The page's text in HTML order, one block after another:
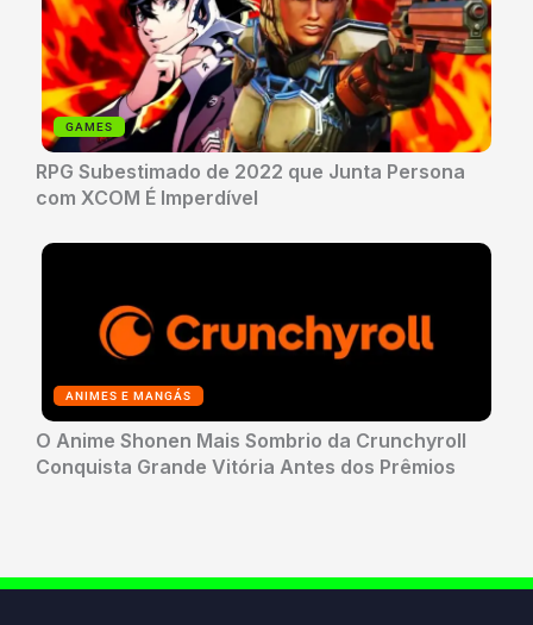
GAMES
RPG Subestimado de 2022 que Junta Persona
com XCOM É Imperdível
ANIMES E MANGÁS
O Anime Shonen Mais Sombrio da Crunchyroll
Conquista Grande Vitória Antes dos Prêmios